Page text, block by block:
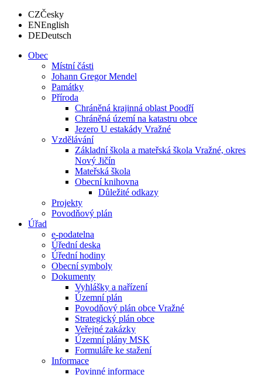
CZČesky
ENEnglish
DEDeutsch
Obec
Místní části
Johann Gregor Mendel
Památky
Příroda
Chráněná krajinná oblast Poodří
Chráněná území na katastru obce
Jezero U estakády Vražné
Vzdělávání
Základní škola a mateřská škola Vražné, okres
Nový Jičín
Mateřská škola
Obecní knihovna
Důležité odkazy
Projekty
Povodňový plán
Úřad
e-podatelna
Úřední deska
Úřední hodiny
Obecní symboly
Dokumenty
Vyhlášky a nařízení
Územní plán
Povodňový plán obce Vražné
Strategický plán obce
Veřejné zakázky
Územní plány MSK
Formuláře ke stažení
Informace
Povinné informace